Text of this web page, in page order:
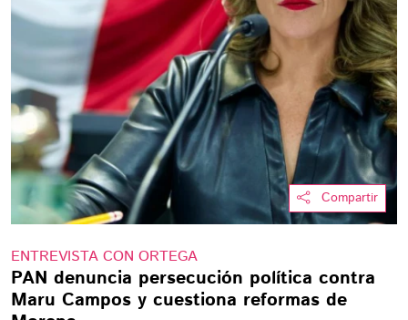
Compartir
ENTREVISTA CON ORTEGA
PAN denuncia persecución política contra
Maru Campos y cuestiona reformas de